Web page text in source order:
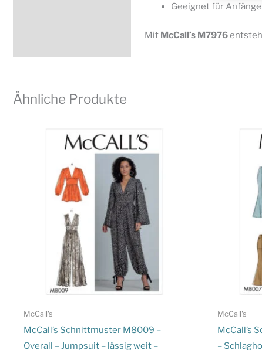
Geeignet für
Mit McCall’sM7976
Ähnliche Produkte
McCall's
McCall’s Schnittmuster M8009 –
Overall – Jumpsuit – lässig weit –
McCall's
McCall’s
–